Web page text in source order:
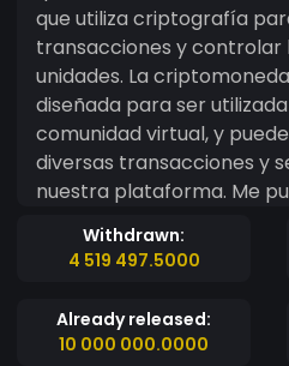
que utiliza criptografía
transacciones y controlar
unidades. La
diseñada para ser
comunidad virtual, y
diversas transacciones y
nuestra plataforma. Me puedes informar sobre
el proyecto Inteligencia
criptomoneda IntiKota [KOTA] El
IntiKota [KOTA] es una
estamos trabajando para
Withdrawn:
4 519 497.5000
Already released:
10 000 000.0000